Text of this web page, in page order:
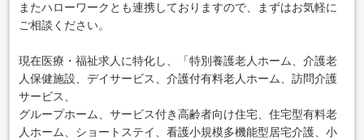
またハローワークとも連携しておりますので、まずはお気軽に
ご相談ください。
現在医療・福祉求人に特化し、「特別養護老人ホーム、介護老
人保健施設、デイサービス、介護付有料老人ホーム、訪問介護
サービス、
グループホーム、サービス付き高齢者向け住宅、住宅型有料老
人ホーム、ショートステイ、看護小規模多機能型居宅介護、小